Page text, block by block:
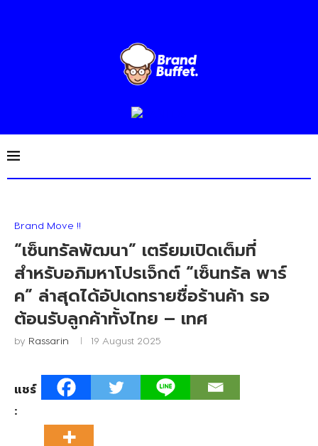
Brand Move !!
“เซ็นทรัลพัฒนา” เตรียมเปิดเต็มที่
สำหรับอภิมหาโปรเจ็กต์ “เซ็นทรัล พาร์
ค” ล่าสุดได้อัปเดทรายชื่อร้านค้า รอ
ต้อนรับลูกค้าทั้งไทย – เทศ
by Rassarin 19 August 2025
แชร์
: